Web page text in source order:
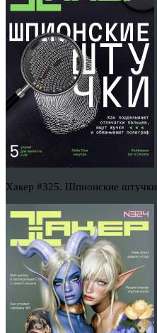
Хакер #325. Шпионские штучки